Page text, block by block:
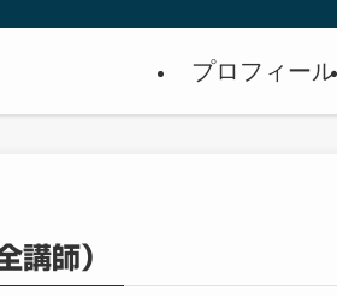
プロフィール
講師）